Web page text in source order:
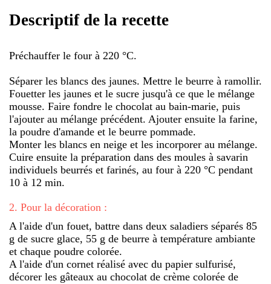
Descriptif de la recette
Préchauffer le four à 220 °C.
Séparer les blancs des jaunes. Mettre le beurre à ramollir.
Fouetter les jaunes et le sucre jusqu'à ce que le mélange
mousse. Faire fondre le chocolat au bain-marie, puis
l'ajouter au mélange précédent. Ajouter ensuite la farine,
la poudre d'amande et le beurre pommade.
Monter les blancs en neige et les incorporer au mélange.
Cuire ensuite la préparation dans des moules à savarin
individuels beurrés et farinés, au four à 220 °C pendant
10 à 12 min.
2. Pour la décoration :
A l'aide d'un fouet, battre dans deux saladiers séparés 85
g de sucre glace, 55 g de beurre à température ambiante
et chaque poudre colorée.
A l'aide d'un cornet réalisé avec du papier sulfurisé,
décorer les gâteaux au chocolat de crème colorée de